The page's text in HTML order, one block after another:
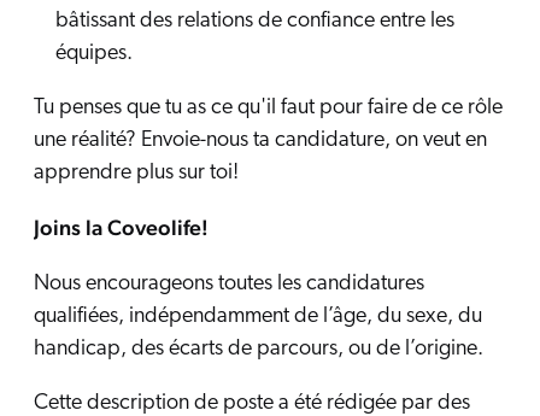
bâtissant des relations de confiance entre les
équipes.
Tu penses que tu as ce qu'il faut pour faire de ce rôle
une réalité? Envoie-nous ta candidature, on veut en
apprendre plus sur toi!
Joins la Coveolife!
Nous encourageons toutes les candidatures
qualifiées, indépendamment de l’âge, du sexe, du
handicap, des écarts de parcours, ou de l’origine.
Cette description de poste a été rédigée par des